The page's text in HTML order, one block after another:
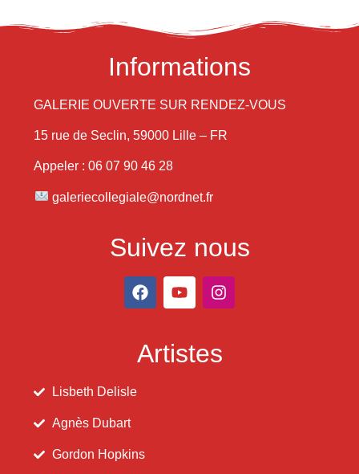
Informations
GALERIE OUVERTE SUR RENDEZ-VOUS
15 rue de Seclin, 59000 Lille – FR
Appeler : 06 07 90 46 28
galeriecollegiale@nordnet.fr
Suivez nous
Artistes
Lisbeth Delisle
Agnès Dubart
Gordon Hopkins